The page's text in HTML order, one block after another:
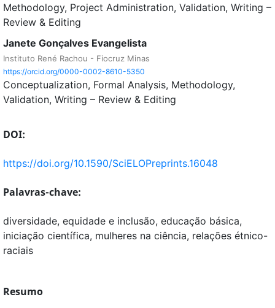
Methodology Project Administration Validation Writing –
Review & Editing
Janete Gonçalves Evangelista
Instituto René Rachou - Fiocruz Minas
https://orcid.org/0000-0002-8610-5350
Conceptualization Formal Analysis Methodology
Validation Writing – Review & Editing
DOI:
https://doi.org/10.1590/SciELOPreprints.16048
Palavras-chave:
diversidade, equidade e inclusão, educação básica,
iniciação científica, mulheres na ciência, relações étnico-
raciais
Resumo